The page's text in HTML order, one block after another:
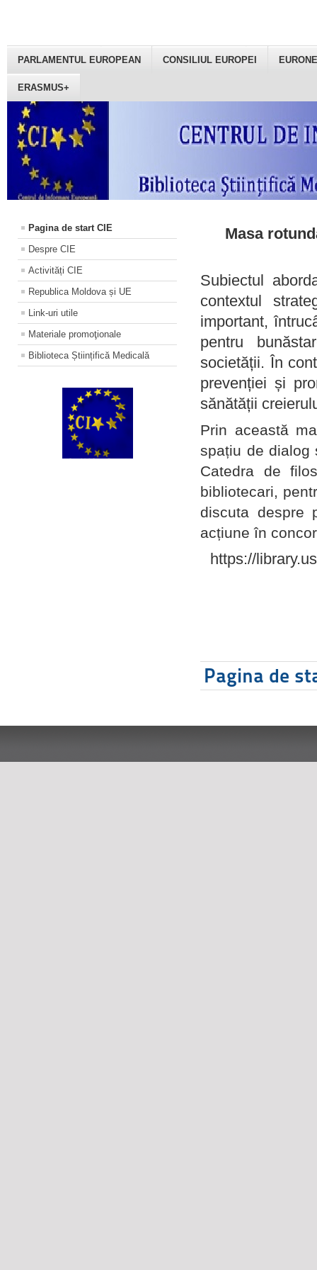
PARLAMENTUL EUROPEAN CONSILIUL EUROPEI
ERASMUS+
Pagina de start CIE
Despre CIE
Activități CIE
Republica Moldova și UE
Link-uri utile
Materiale promoţionale
Biblioteca Științifică Medicală
Masa
Subiectul
contextul
important,
pentru
societății. În
prevenției și
sănătății
Prin această
spațiu de dialog
Catedra de
bibliotecari,
discuta despre
acțiune în
https://
Pagina de